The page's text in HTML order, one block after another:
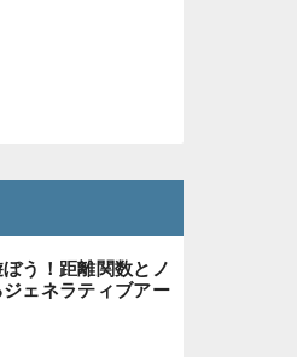
う！距離関数とノ
ェネラティブアー